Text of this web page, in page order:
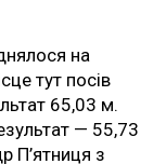
на
тут посів
65,03 м.
— 55,73
П’ятниця з